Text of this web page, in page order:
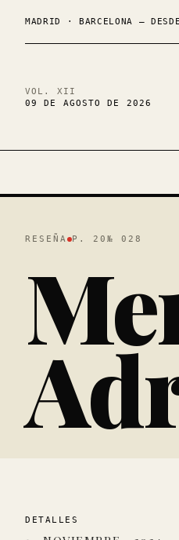
MADRID · BARCELONA —
VOL. XII
09 DE AGOSTO DE 2026
RESEÑA P. 20 № 028
DETALLES